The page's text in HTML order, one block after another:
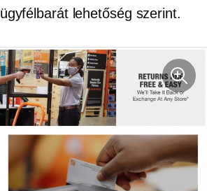
ügyfélbarátlehetőség szerint.